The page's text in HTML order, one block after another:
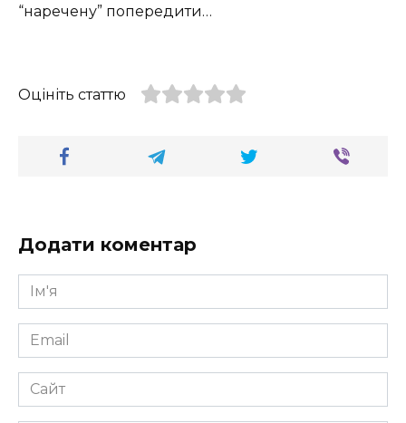
“наречену” попередити…
Оцініть статтю
Додати коментар
Ім'я
*
Email
*
Сайт